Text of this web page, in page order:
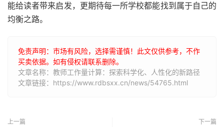
能给读者带来启发，更期待每一所学校都能找到属于自己的
均衡之路。
免责声明：市场有风险，选择需谨慎！此文仅供参考，不作
买卖依据。如有侵权请联系删除。
文章名称：教师工作量计算：探索科学化、人性化的新路径
文章链接：https://www.rdbsxx.cn/news/54765.html
上一篇 下一篇